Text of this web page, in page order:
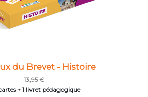
du Brevet - Histoire
13,95 €
+ 1 livret pédagogique